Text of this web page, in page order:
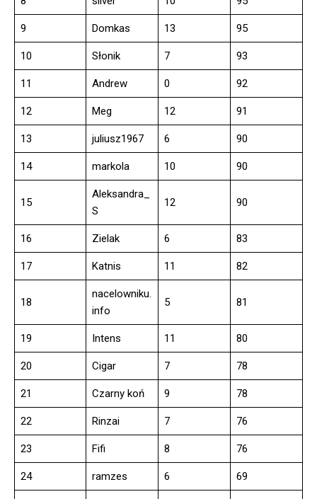
9 Domkas 13 95
10 Słonik 7 93
11 Andrew 0 92
12 Meg 12 91
13 juliusz1967 6 90
14 markola 10 90
15
Aleksandra_
S
12 90
16 Zielak 6 83
17 Katnis 11 82
18
nacelowniku.
info
5 81
19 Intens 11 80
20 Cigar 7 78
21 Czarny koń 9 78
22 Rinzai 7 76
23 Fifi 8 76
24 ramzes 6 69